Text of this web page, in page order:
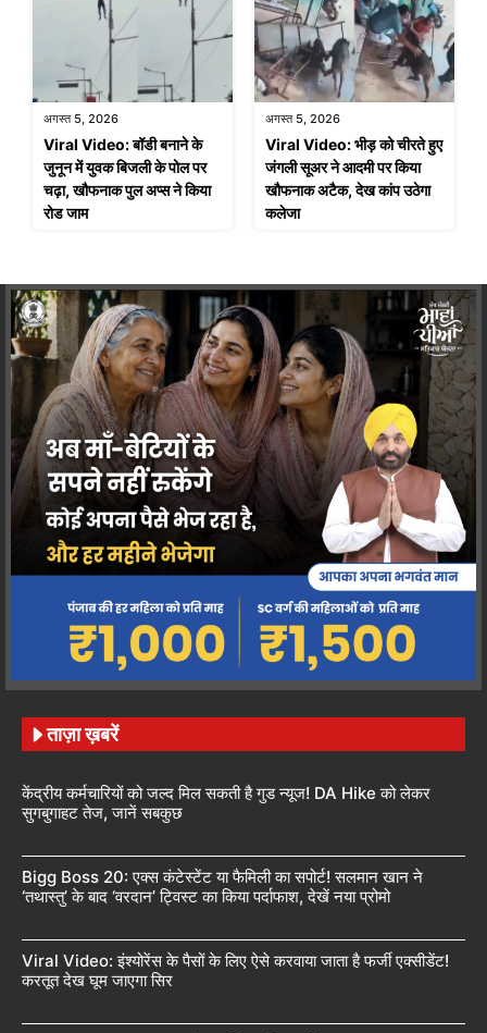
अगस्त 5, 2026
Viral Video: बॉडी बनाने के
जुनून में युवक बिजली के पोल पर
चढ़ा, खौफनाक पुल अप्स ने किया
रोड जाम
अगस्त 5, 2026
Viral Video: भीड़ को चीरते हुए
जंगली सूअर ने आदमी पर किया
खौफनाक अटैक, देख कांप उठेगा
कलेजा
ताज़ा ख़बरें
केंद्रीय कर्मचारियों को जल्द मिल सकती है गुड न्यूज! DA Hike को लेकर
सुगबुगाहट तेज, जानें सबकुछ
Bigg Boss 20: एक्स कंटेस्टेंट या फैमिली का सपोर्ट! सलमान खान ने
‘तथास्तु’ के बाद ‘वरदान’ ट्विस्ट का किया पर्दाफाश, देखें नया प्रोमो
Viral Video: इंश्योरेंस के पैसों के लिए ऐसे करवाया जाता है फर्जी एक्सीडेंट!
करतूत देख घूम जाएगा सिर